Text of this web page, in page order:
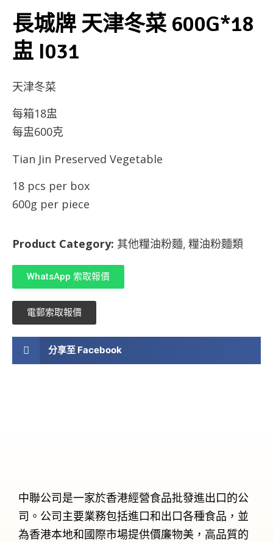
長城牌 天津冬菜 600G*18
盅 I031
天津冬菜
每箱18盅
每盅600克
Tian Jin Preserved Vegetable
18 pcs per box
600g per piece
Product Category: 其他糧油粉麵, 糧油粉麵類
WhatsApp 索取報價
電郵索取報價
分享至 Facebook
中聯公司是一家於香港經營食品批發進出口的公
司。公司主要業務包括進口和出口各種食品，並
為香港本地和國際市場提供價廉物美，高品質的